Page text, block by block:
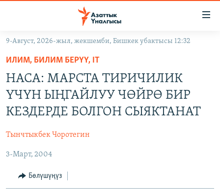
Навигацияга
өтүңүз
Издөөгө
салыңыз
САЯСАТ
ДҮЙНӨ
УКРАИНА
ТВ ПРОГРАММАЛАР
БҮГҮН АЗАТТЫКТА
ЭКСПЕРТТЕР ТАЛДАЙТ
ПОДКАСТ
ӨЗГӨЧӨ ПИКИР
9-Август, 2026-жыл, жекшемби, Бишкек убактысы 12:32
ИЛИМ, БИЛИМ БЕРҮҮ, IT
НАСА: МАРСТА ТИРИЧИЛИК
ҮЧҮН ЫҢГАЙЛУУ ЧӨЙРӨ БИР
КЕЗДЕРДЕ БОЛГОН СЫЯКТАНАТ
Тынчтыкбек Чоротегин
3-Март, 2004
Бөлүшүңүз